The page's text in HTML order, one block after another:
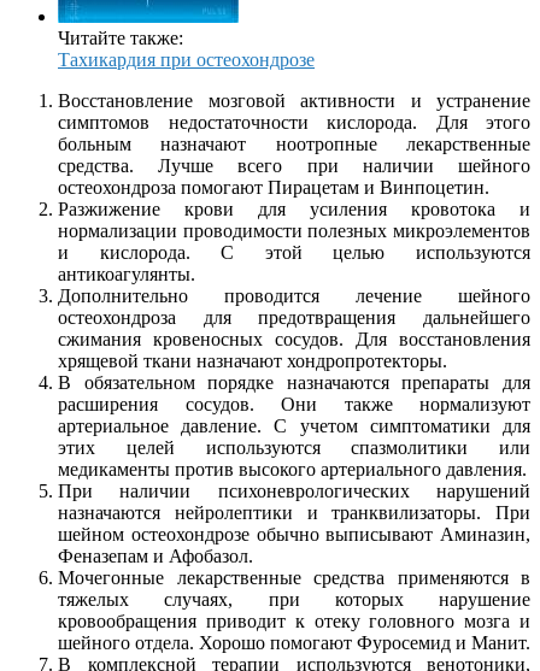
Читайте также:
Тахикардия при остеохондрозе
Восстановление мозговой активности и устранение
симптомов недостаточности кислорода. Для этого
больным назначают ноотропные лекарственные
средства. Лучше всего при наличии шейного
остеохондроза помогают Пирацетам и Винпоцетин.
Разжижение крови для усиления кровотока и
нормализации проводимости полезных микроэлементов
и кислорода. С этой целью используются
антикоагулянты.
Дополнительно проводится лечение шейного
остеохондроза для предотвращения дальнейшего
сжимания кровеносных сосудов. Для восстановления
хрящевой ткани назначают хондропротекторы.
В обязательном порядке назначаются препараты для
расширения сосудов. Они также нормализуют
артериальное давление. С учетом симптоматики для
этих целей используются спазмолитики или
медикаменты против высокого артериального давления.
При наличии психоневрологических нарушений
назначаются нейролептики и транквилизаторы. При
шейном остеохондрозе обычно выписывают Аминазин,
Феназепам и Афобазол.
Мочегонные лекарственные средства применяются в
тяжелых случаях, при которых нарушение
кровообращения приводит к отеку головного мозга и
шейного отдела. Хорошо помогают Фуросемид и Манит.
В комплексной терапии используются венотоники,